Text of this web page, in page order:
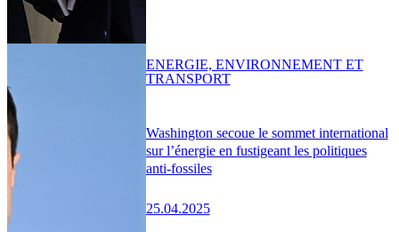
Washington secoue le sommet international
sur l’énergie en fustigeant les politiques
anti-fossiles
25.04.2025
ENERGIE, ENVIRONNEMENT ET
TRANSPORT